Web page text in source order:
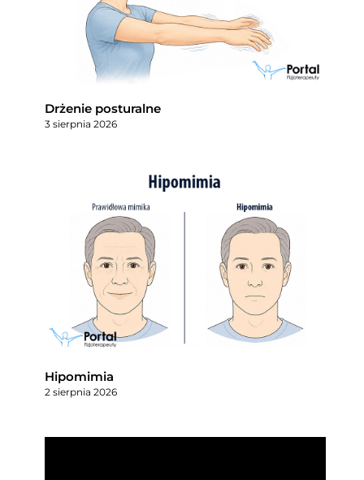
Drżenie posturalne
3 sierpnia 2026
Hipomimia
2 sierpnia 2026